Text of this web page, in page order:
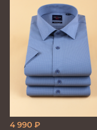
4 990 ₽